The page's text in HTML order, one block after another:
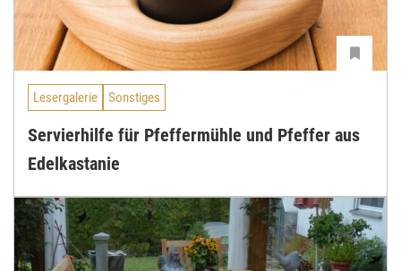
Lesergalerie Sonstiges
Servierhilfe für Pfeffermühle und Pfeffer aus
Edelkastanie